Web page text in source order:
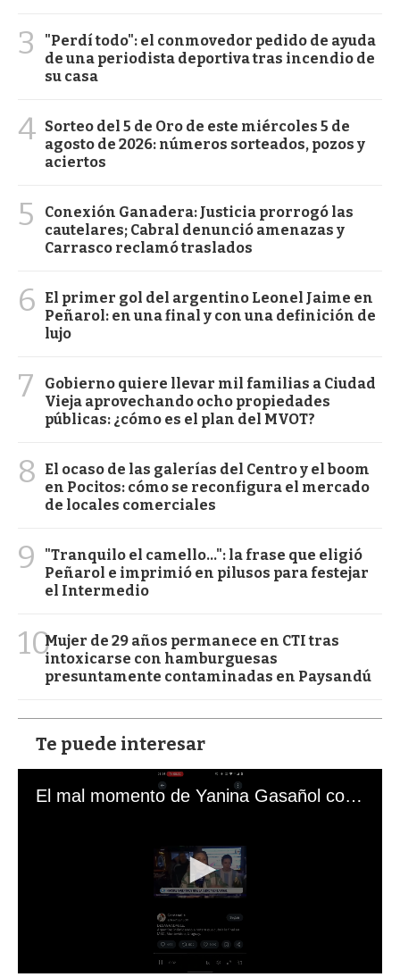
3
"Perdí todo": el conmovedor pedido de ayuda
de una periodista deportiva tras incendio de
su casa
4 Sorteo del 5 de Oro de este miércoles 5 de
agosto de 2026: números sorteados, pozos y
aciertos
5
Conexión Ganadera: Justicia prorrogó las
cautelares; Cabral denunció amenazas y
Carrasco reclamó traslados
6
El primer gol del argentino Leonel Jaime en
Peñarol: en una final y con una definición de
lujo
7
Gobierno quiere llevar mil familias a Ciudad
Vieja aprovechando ocho propiedades
públicas: ¿cómo es el plan del MVOT?
8
El ocaso de las galerías del Centro y el boom
en Pocitos: cómo se reconfigura el mercado
de locales comerciales
9
"Tranquilo el camello...": la frase que eligió
Peñarol e imprimió en pilusos para festejar
el Intermedio
10Mujer de 29 años permanece en CTI tras
intoxicarse con hamburguesas
presuntamente contaminadas en Paysandú
Te puede interesar
El mal momento de Yanina Gasañol con un hincha argentino en "Subrayado"